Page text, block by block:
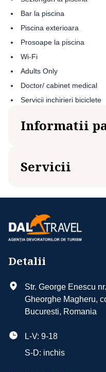
Bar la piscina
Piscina exterioara
Prosoape la piscina
Wi-Fi
Adults Only
Doctor/ cabinet medical
Servicii inchirieri biciclete
Informatii
Avion Oradea
Tipuri de camere
Eventual și alte
Tipuri de masa
Servicii
Servicii incluse
Transport cu avionul
1 bagaj de cala si 1
Transfer aeroport -
Cazare 7/14 nopti
Asistenta turistica
Detalii
Str. George Enescu
Gheorghe Magheru,
Bucuresti, Romania
L-V: 9-18
S-D: inchis